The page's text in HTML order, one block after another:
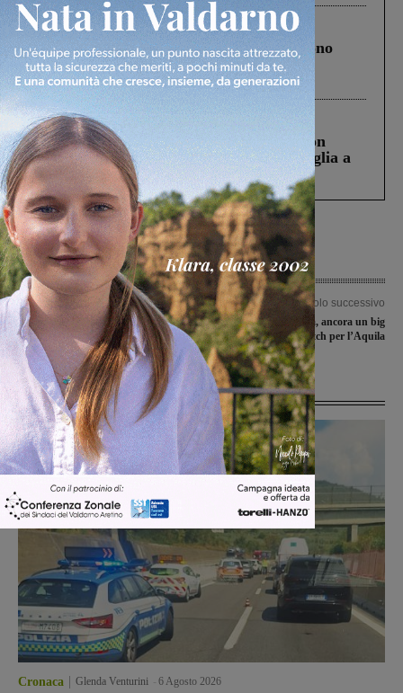
Cronaca 4 Agosto 2026
Un anno fa la strage in A1 in cui morirono
Gianni, Giulia e Franco. Lo schianto, il
processo, lo stop ai sorpassi fra tir....
Cronaca 3 Agosto 2026
Scomparso da una struttura di Castiglion
Fiorentino l’uomo che aveva ucciso la figlia a
Levane nel 2020
Articolo precedente
Subito buoni risultati nella nuova
stagione per il Tennistavolo Valdarno
Articolo successivo
Domenica a Grassina, ancora un big
match per l’Aquila
Ultime Notizie
Cronaca Glenda Venturini 6 Agosto 2026